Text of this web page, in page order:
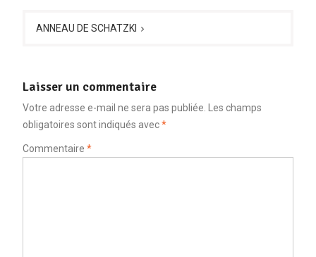
ANNEAU DE SCHATZKI
Laisser un commentaire
Votre adresse e-mail ne sera pas publiée.
Les champs
obligatoires sont indiqués avec*
Commentaire *